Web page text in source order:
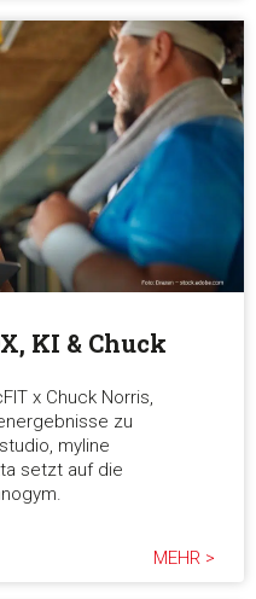
KI & Chuck
x Chuck Norris,
zu
myline
setzt auf die
MEHR >